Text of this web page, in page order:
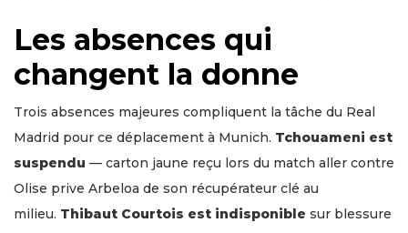
Les absences qui
changent la donne
Trois absences majeures compliquent la tâche du Real
Madrid pour ce déplacement à Munich. Tchouameni est
suspendu — carton jaune reçu lors du match aller contre
Olise prive Arbeloa de son récupérateur clé au
milieu. Thibaut Courtois est indisponible sur blessure